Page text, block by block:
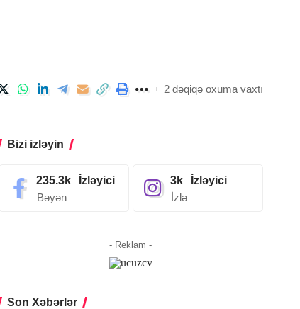
2 dəqiqə oxuma vaxtı
Bizi izləyin
235.3k İzləyici
Bəyən
3k İzləyici
İzlə
- Reklam -
Son Xəbərlər